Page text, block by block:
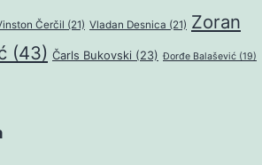
Čerčil (21) Vladan Desnica (21) Zoran
(43) Čarls Bukovski (23) Đorđe Balašević (19)